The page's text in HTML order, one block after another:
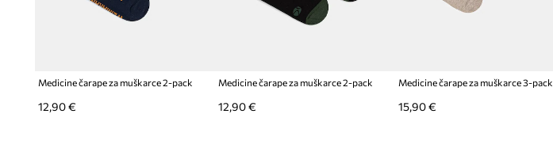
Medicine čarape za muškarce 2-pack
12,90 €
Medicine čarape za muškarce 2-pack
12,90 €
Medicine čarape za muškarce 3-pack
15,90 €